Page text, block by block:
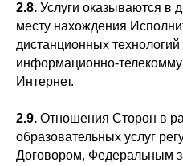
2.8. Услуги оказываются в
месту нахождения
дистанционных
информационно-
Интернет.
2.9. Отношения Сторон в
образовательных услуг
Договором, Федеральным